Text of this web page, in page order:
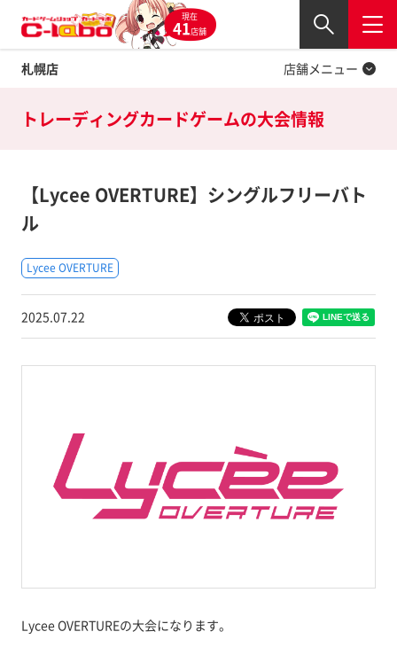
現在
41店舗
札幌店
閉じる
店舗メニュー
Twitter
トレーディングカードゲームの大会情報
【Lycee OVERTURE】シングルフリーバト
ル
Lycee OVERTURE
2025.07.22
Lycee OVERTUREの大会になります。